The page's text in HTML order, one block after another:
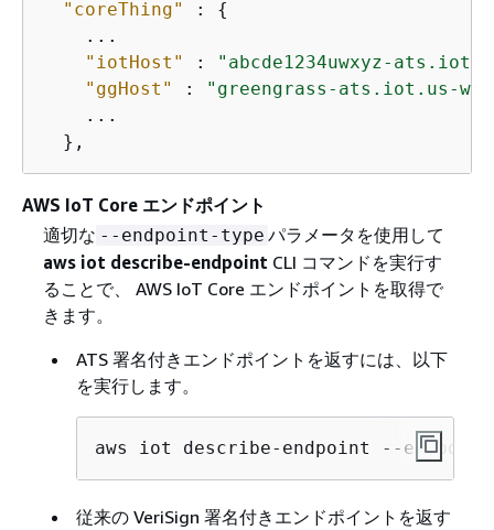
"coreThing"
: {
    ...
"iotHost"
:
"abcde1234uwxyz-
"ggHost"
:
"greengrass-ats.iot.us-
    ...
  },
AWS IoT Core エンドポイント
適切な --endpoint-type パラメータを使用して
aws iot describe-endpoint CLI コマンドを実行す
ることで、 AWS IoT Core エンドポイントを取得で
きます。
ATS 署名付きエンドポイントを返すには、以下
を実行します。
aws iot describe-endpoint --
従来の VeriSign 署名付きエンドポイントを返す